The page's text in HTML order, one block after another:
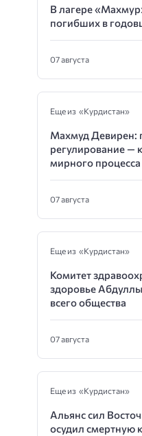
В лагере
погибших в
07 августа
Еще из «Курдистан»
Махмуд Девирен:
регулирование —
мирного процесса
07 августа
Еще из «Курдистан»
Комитет
здоровье
всего общества
07 августа
Еще из «Курдистан»
Альянс сил
осудил смертную